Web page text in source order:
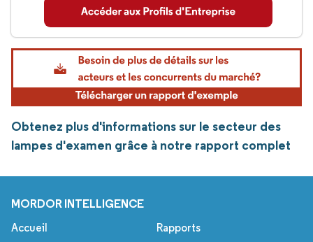
Obtenez plus d'informations sur le secteur des
lampes d'examen grâce à notre rapport complet
MORDOR INTELLIGENCE
Accueil Rapports